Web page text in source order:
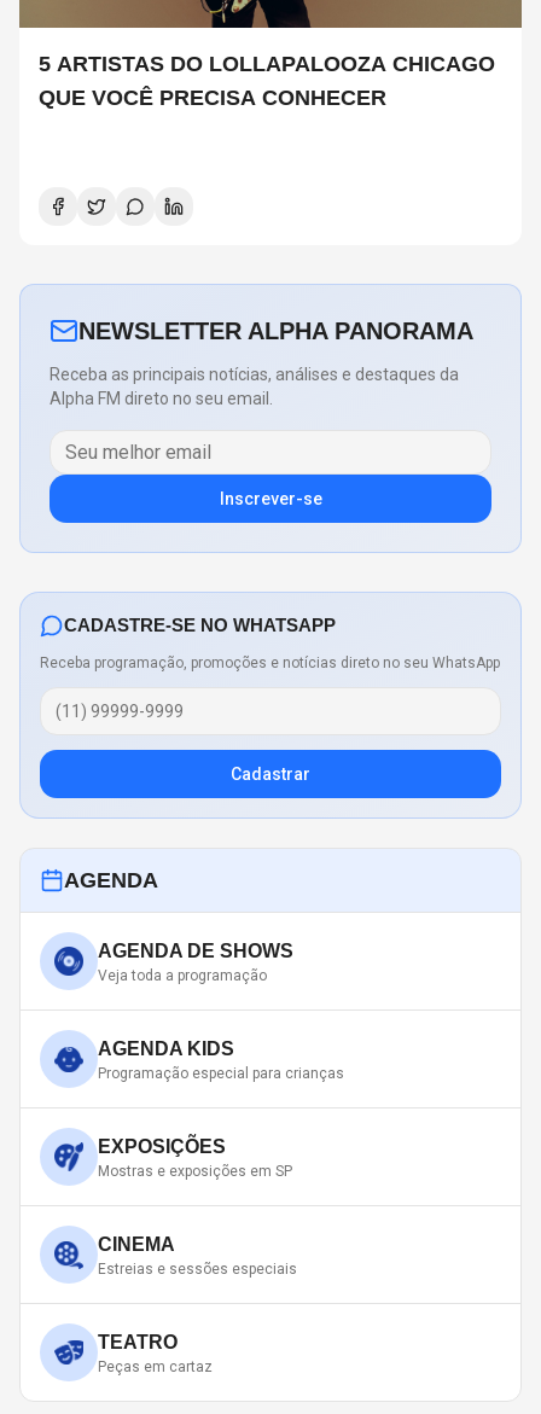
5 ARTISTAS DO LOLLAPALOOZA CHICAGO
QUE VOCÊ PRECISA CONHECER
NEWSLETTER ALPHA PANORAMA
Receba as principais notícias, análises e destaques da
Alpha FM direto no seu email.
Inscrever-se
CADASTRE-SE NO WHATSAPP
Receba programação, promoções e notícias direto no seu WhatsApp
Cadastrar
AGENDA
AGENDA DE SHOWS
Veja toda a programação
AGENDA KIDS
Programação especial para crianças
EXPOSIÇÕES
Mostras e exposições em SP
CINEMA
Estreias e sessões especiais
TEATRO
Peças em cartaz